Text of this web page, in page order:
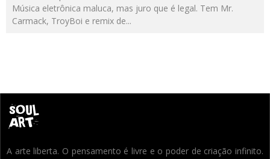
Música eletrônica maluca, mas juro que é legal. Tem Mr.
Carmack, TroyBoi e remix de...
A arte liberta. O pensamento é livre e o poder de criação infinito.